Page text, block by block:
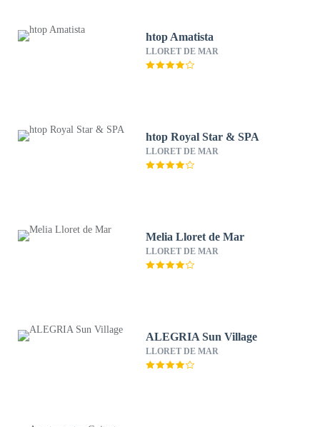
htop Amatista
LLORET DE MAR
htop Royal Star & SPA
LLORET DE MAR
Melia Lloret de Mar
LLORET DE MAR
ALEGRIA Sun Village
LLORET DE MAR